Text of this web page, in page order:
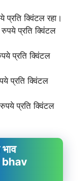
क्विंटल रहा।
प्रति क्विंटल
प्रति क्विंटल
प्रति क्विंटल
प्रति क्विंटल